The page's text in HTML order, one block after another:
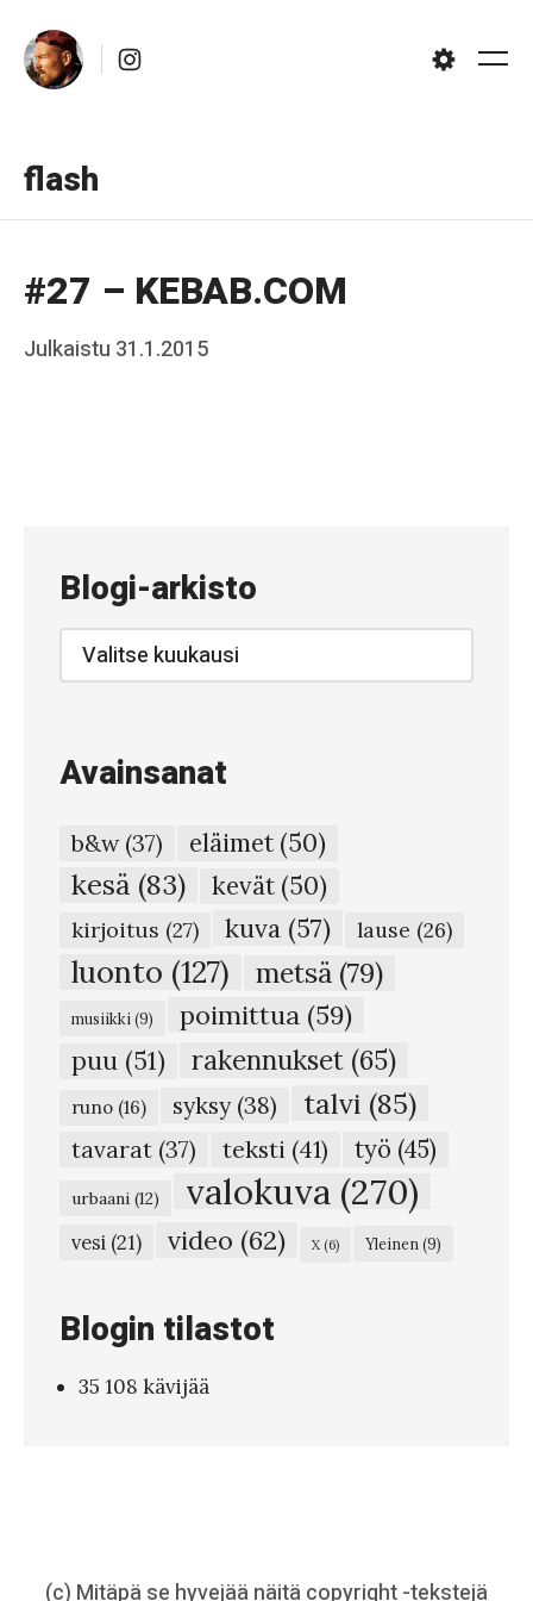
content
Instagram
flash
#27 – KEBAB.COM
Posted
Julkaistu 31.1.2015
Blogi-arkisto
Blogi-
arkisto
Avainsanat
b&w(37) eläimet (50)
kesä (83) kevät (50)
kirjoitus (27) kuva (57) lause (26)
luonto (127) metsä (79)
musiikki (9) poimittua (59)
puu (51) rakennukset (65)
runo (16) syksy(38) talvi (85)
tavarat (37) teksti (41) työ (45)
urbaani (12) valokuva (270)
vesi (21) video (62) X (6) Yleinen (9)
Blogin tilastot
35 108 kävijää
(c) Mitäpä se hyvejää näitä copyright -tekstejä